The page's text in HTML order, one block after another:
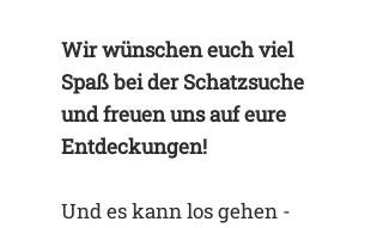
Wir wünschen euch viel
Spaß bei der Schatzsuche
und freuen uns auf eure
Entdeckungen!
Und es kann los gehen -